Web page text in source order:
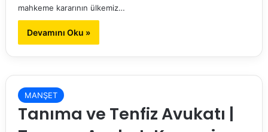
mahkeme kararının ülkemiz…
Devamını Oku »
MANŞET
Tanıma ve Tenfiz Avukatı |